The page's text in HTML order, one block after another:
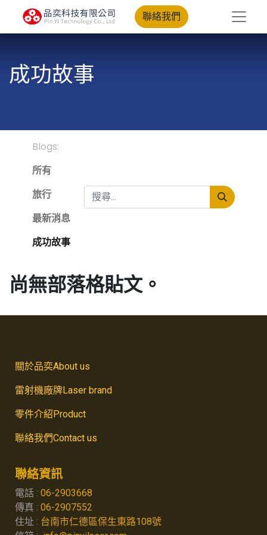
聯絡我們
成功故事
Blogs:
所有
旅行
最新消息
成功故事
尚無部落格貼文。
關於品奕About us
雷射機廠牌Laser brand
零件介紹Product
聯絡我們Contact us
聯絡資訊
電話 : 06-2903668
傳真 : 06-2907552
住址 : 台南市仁德區保生東路108號